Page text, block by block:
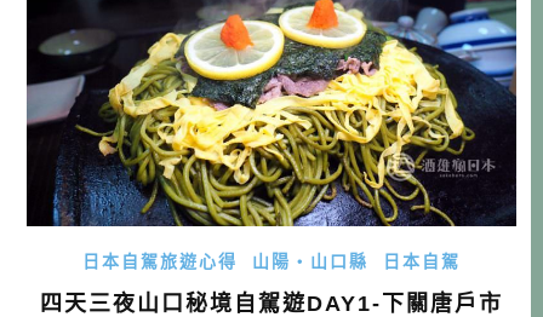
日本自駕旅遊心得 山陽・山口縣 日本自駕
四天三夜山口秘境自駕遊DAY1-下關唐戶市